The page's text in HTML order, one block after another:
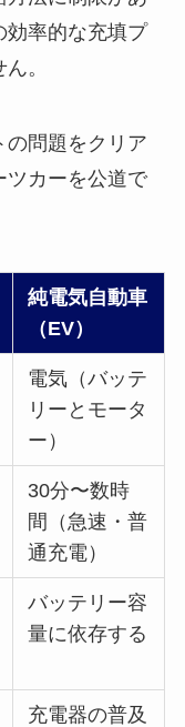
効率的な充填プ
。
の問題をクリア
ツカーを公道で
純電気自動車
（EV）
電気（バッテ
リーとモータ
ー）
30分〜数時
間（急速・普
通充電）
バッテリー容
量に依存する
充電器の普及